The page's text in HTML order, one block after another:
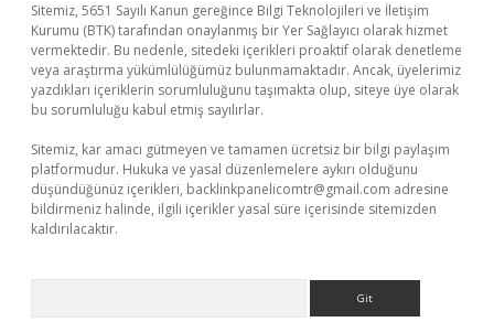
Sitemiz, 5651 Sayılı Kanun gereğince Bilgi Teknolojileri ve İletişim
Kurumu (BTK) tarafından onaylanmış bir Yer Sağlayıcı olarak hizmet
vermektedir. Bu nedenle, sitedeki içerikleri proaktif olarak denetleme
veya araştırma yükümlülüğümüz bulunmamaktadır. Ancak, üyelerimiz
yazdıkları içeriklerin sorumluluğunu taşımakta olup, siteye üye olarak
bu sorumluluğu kabul etmiş sayılırlar.
Sitemiz, kar amacı gütmeyen ve tamamen ücretsiz bir bilgi paylaşım
platformudur. Hukuka ve yasal düzenlemelere aykırı olduğunu
düşündüğünüz içerikleri, backlinkpanelicomtr@gmail.com adresine
bildirmeniz halinde, ilgili içerikler yasal süre içerisinde sitemizden
kaldırılacaktır.